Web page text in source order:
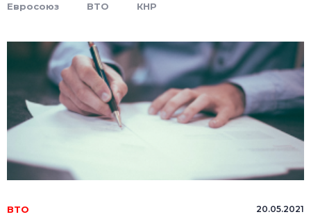
Евросоюз ВТО КНР
ВТО 20.05.2021